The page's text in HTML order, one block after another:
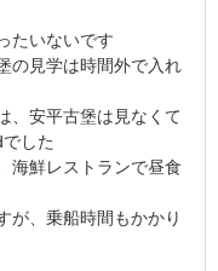
たいないです
の見学は時間外で入れ
、安平古堡は見なくて
した
海鮮レストランで昼食
が、乗船時間もかかり